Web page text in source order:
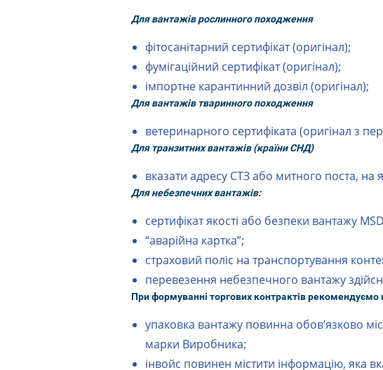
Для вантажів рослинного походження
фітосанітарний сертифікат (оригінал);
фумігаційний сертифікат (оригінал);
імпортне карантинний дозвіл (оригінал);
Для вантажів тваринного походження
ветеринарного сертифіката (оригінал з
Для транзитних вантажів (країни СНД)
вказати адресу СТЗ або митного поста, на
Для небезпечних вантажів:
сертифікат якості або безпеки вантажу
“аварійна картка”;
страховий поліс на транспортування
перевезення небезпечного вантажу
При формуванні торгових контрактів рекомендуємо
упаковка вантажу повинна обов’язково
марки Виробника;
інвойс повинен містити інформацію, яка